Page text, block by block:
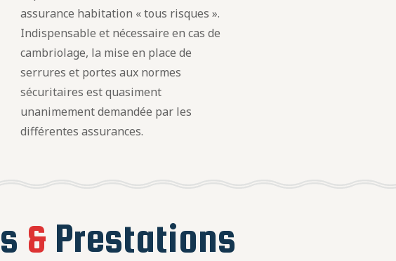
assurance habitation « tous risques ».
Indispensable et nécessaire en cas de
cambriolage, la mise en place de
serrures et portes aux normes
sécuritaires est quasiment
unanimement demandée par les
différentes assurances.
& Prestations